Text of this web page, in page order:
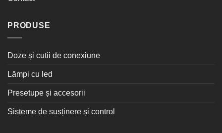
PRODUSE
Doze și cutii de conexiune
Lămpi cu led
Presetupe și accesorii
Sisteme de susținere și control